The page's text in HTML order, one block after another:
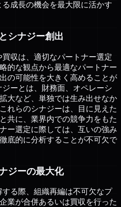
成長の機会を最大限に活かす
シナジー創出
収は、適切なパートナー選定
的な観点から最適なパートナー
の可能性を大きく高めることが
ーとは、財務面、オペレーシ
大など、単独では生み出せなか
れらのシナジーは、目に見えた
共に、業界内での競争力をもた
ー選定に際しては、互いの強み
底的に分析することが不可欠で
ジーの最大化
る際、組織再編は不可欠なプ
業が合併あるいは買収を行った